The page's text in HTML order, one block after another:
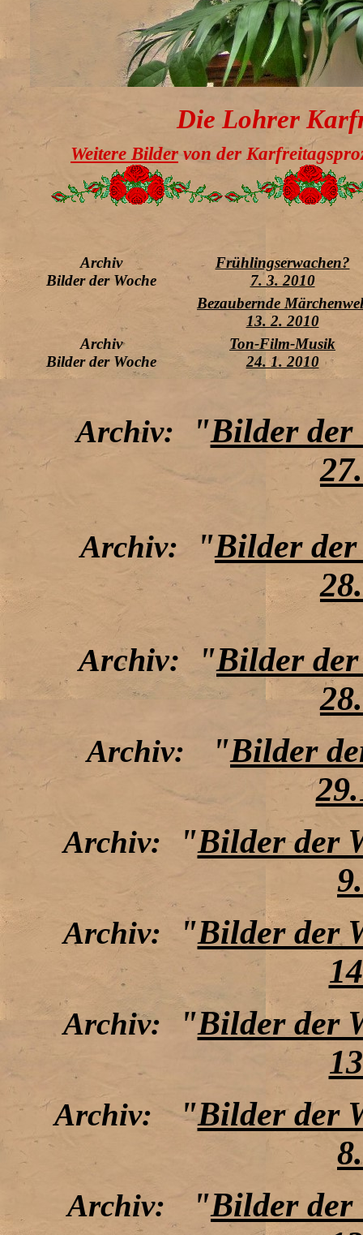
Die Lohrer
Weitere Bilder von der
Archiv
Bilder der Woche
Frühlingserwachen?
7. 3. 2010
Bezaubernde
13. 2. 2010
Archiv
Bilder der Woche
Ton-Film-Musik
24. 1. 2010
Archiv: "Bilder der
Archiv: "Bilder der
Archiv:"Bilder der
Archiv: "Bilder
Archiv: "Bilder der
Archiv: "Bilder der
Archiv: "Bilder der
Archiv: "Bilder der
Archiv: "Bilder der